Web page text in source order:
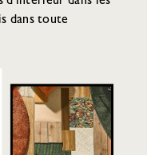
dans toute